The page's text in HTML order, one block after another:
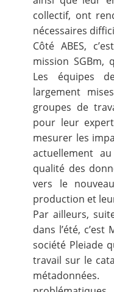
collectif, ont
nécessaires
Côté ABES,
mission SGBm,
Les équipes
largement
groupes de
pour leur
mesurer les
actuellement
qualité des
vers le
production et
Par ailleurs,
dans l’été,
société Pleiade
travail sur le